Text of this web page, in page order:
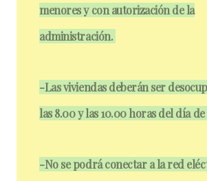
menores y con autorización de la
administración.
-Las viviendas deberán ser
las 8.00 y las 10.00 horas del día
-No se podrá conectar a la red